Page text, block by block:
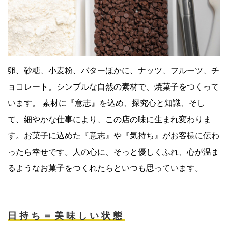
卵、砂糖、小麦粉、バターほかに、ナッツ、フルーツ、チ
ョコレート。シンプルな自然の素材で、焼菓子をつくって
います。 素材に『意志』を込め、探究心と知識、そし
て、細やかな仕事により、この店の味に生まれ変わりま
す。お菓子に込めた『意志』や『気持ち』がお客様に伝わ
ったら幸せです。人の心に、そっと優しくふれ、心が温ま
るようなお菓子をつくれたらといつも思っています。
日持ち＝美味しい状態